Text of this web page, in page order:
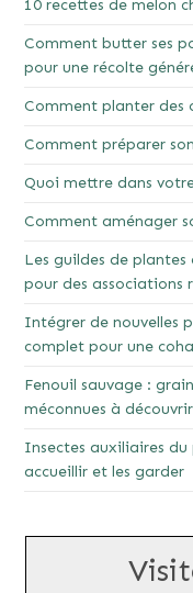
10 recettes de melon
Comment butter ses
pour une récolte
Comment planter des
Comment préparer
Quoi mettre dans
Comment aménager
Les guildes de
pour des associations
Intégrer de nouvelles
complet pour une
Fenouil sauvage :
méconnues à découvrir
Insectes auxiliaires du
accueillir et les garder